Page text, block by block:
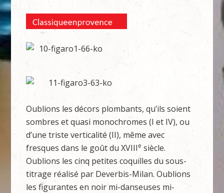
Oublions les décors plombants, qu’ils soient
sombres et quasi monochromes (I et IV), ou
d’une triste verticalité (II), même avec
fresques dans le goût du XVIIIe siècle.
Oublions les cinq petites coquilles du sous-
titrage réalisé par Deverbis-Milan. Oublions
les figurantes en noir mi-danseuses mi-